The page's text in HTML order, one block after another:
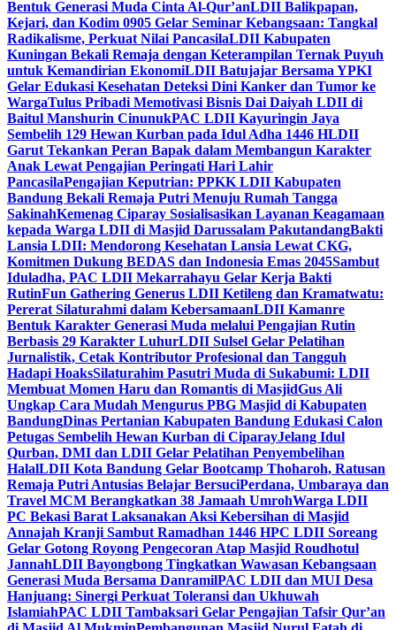
Bentuk Generasi Muda Cinta Al-Qur’anLDII Balikpapan,
Kejari, dan Kodim 0905 Gelar Seminar Kebangsaan: Tangkal
Radikalisme, Perkuat Nilai PancasilaLDII Kabupaten
Kuningan Bekali Remaja dengan Keterampilan Ternak Puyuh
untuk Kemandirian EkonomiLDII Batujajar Bersama YPKI
Gelar Edukasi Kesehatan Deteksi Dini Kanker dan Tumor ke
WargaTulus Pribadi Memotivasi Bisnis Dai Daiyah LDII di
Baitul Manshurin CinunukPAC LDII Kayuringin Jaya
Sembelih 129 Hewan Kurban pada Idul Adha 1446 HLDII
Garut Tekankan Peran Bapak dalam Membangun Karakter
Anak Lewat Pengajian Peringati Hari Lahir
PancasilaPengajian Keputrian: PPKK LDII Kabupaten
Bandung Bekali Remaja Putri Menuju Rumah Tangga
SakinahKemenag Ciparay Sosialisasikan Layanan Keagamaan
kepada Warga LDII di Masjid Darussalam PakutandangBakti
Lansia LDII: Mendorong Kesehatan Lansia Lewat CKG,
Komitmen Dukung BEDAS dan Indonesia Emas 2045Sambut
Iduladha, PAC LDII Mekarrahayu Gelar Kerja Bakti
RutinFun Gathering Generus LDII Ketileng dan Kramatwatu:
Pererat Silaturahmi dalam KebersamaanLDII Kamanre
Bentuk Karakter Generasi Muda melalui Pengajian Rutin
Berbasis 29 Karakter LuhurLDII Sulsel Gelar Pelatihan
Jurnalistik, Cetak Kontributor Profesional dan Tangguh
Hadapi HoaksSilaturahim Pasutri Muda di Sukabumi: LDII
Membuat Momen Haru dan Romantis di MasjidGus Ali
Ungkap Cara Mudah Mengurus PBG Masjid di Kabupaten
BandungDinas Pertanian Kabupaten Bandung Edukasi Calon
Petugas Sembelih Hewan Kurban di CiparayJelang Idul
Qurban, DMI dan LDII Gelar Pelatihan Penyembelihan
HalalLDII Kota Bandung Gelar Bootcamp Thoharoh, Ratusan
Remaja Putri Antusias Belajar BersuciPerdana, Umbaraya dan
Travel MCM Berangkatkan 38 Jamaah UmrohWarga LDII
PC Bekasi Barat Laksanakan Aksi Kebersihan di Masjid
Annajah Kranji Sambut Ramadhan 1446 HPC LDII Soreang
Gelar Gotong Royong Pengecoran Atap Masjid Roudhotul
JannahLDII Bayongbong Tingkatkan Wawasan Kebangsaan
Generasi Muda Bersama DanramilPAC LDII dan MUI Desa
Hanjuang: Sinergi Perkuat Toleransi dan Ukhuwah
IslamiahPAC LDII Tambaksari Gelar Pengajian Tafsir Qur’an